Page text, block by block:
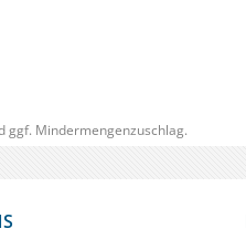
ggf. Mindermengenzuschlag.